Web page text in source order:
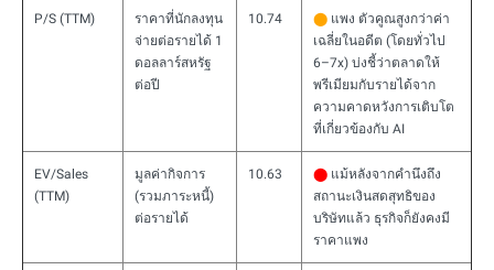
P/S (TTM)
ราคาที่นักลงทุน
จ่ายต่อรายได้ 1
ดอลลาร์สหรัฐ
ต่อปี
10.74 ⬤ แพง ตัวคูณสูงกว่าค่า
เฉลี่ยในอดีต (โดยทั่วไป
6–7x) บ่งชี้ว่าตลาดให้
พรีเมียมกับรายได้จาก
ความคาดหวังการเติบโต
ที่เกี่ยวข้องกับ AI
EV/Sales
(TTM)
มูลค่ากิจการ
(รวมภาระหนี้)
ต่อรายได้
10.63 ⬤ แม้หลังจากคำนึงถึง
สถานะเงินสดสุทธิของ
บริษัทแล้ว ธุรกิจก็ยังคงมี
ราคาแพง